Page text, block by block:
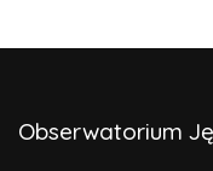
Obserwatorium